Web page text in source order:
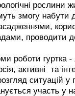
рослини
змогу набути
проводити
роботи гуртка -
активні та
ситуацій
участь у